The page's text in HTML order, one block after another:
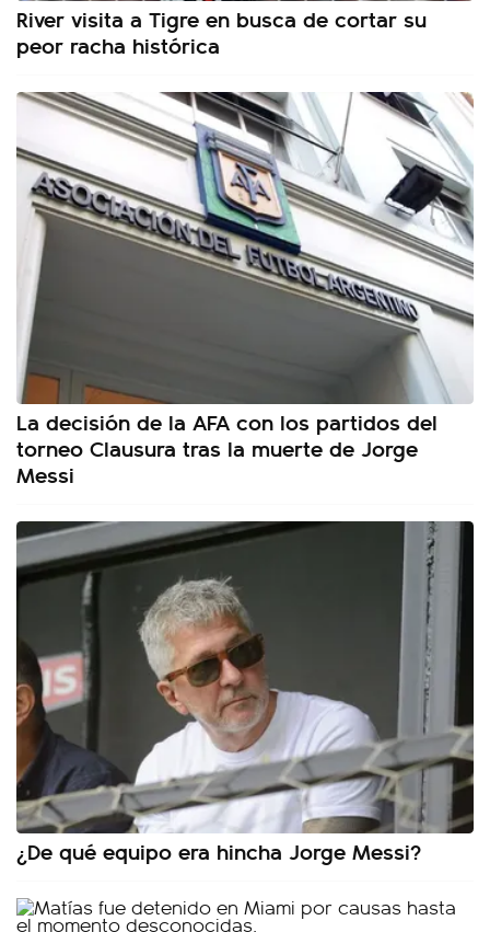
River visita a Tigre en busca de cortar su
peor racha histórica
La decisión de la AFA con los partidos del
torneo Clausura tras la muerte de Jorge
Messi
¿De qué equipo era hincha Jorge Messi?